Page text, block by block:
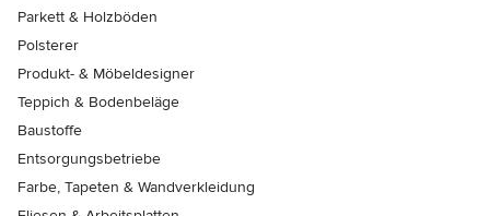
Parkett & Holzböden
Polsterer
Produkt- & Möbeldesigner
Teppich & Bodenbeläge
Baustoffe
Entsorgungsbetriebe
Farbe, Tapeten & Wandverkleidung